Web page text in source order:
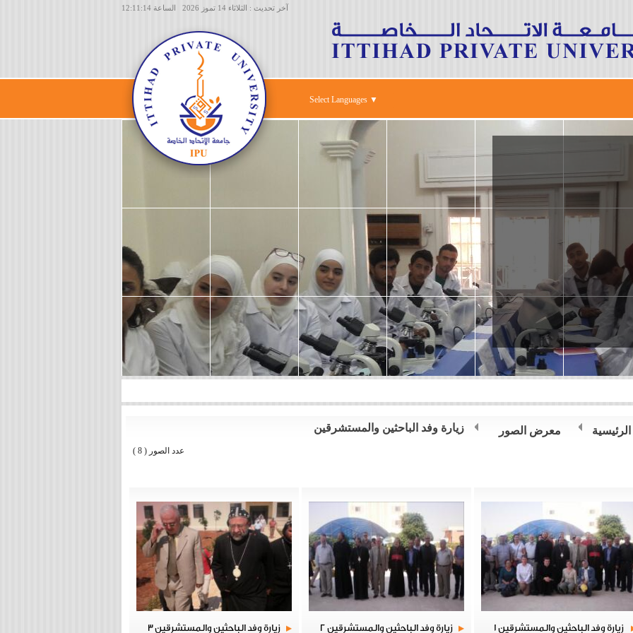
آخر تحديث : الثلاثاء 14 تموز 2026 الساعة 12:11:14
Select Languages ▼
الرئيسية معرض الصور زيارة وفد الباحثين والمستشرقين
عدد الصور ( 8 )
زيارة وفد الباحثين والمستشرقين 1 زيارة وفد الباحثين والمستشرقين 2 زيارة وفد الباحثين والمستشرقين 3